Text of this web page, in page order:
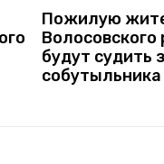
Пожилую
Волосовского
будут судить
собутыльника